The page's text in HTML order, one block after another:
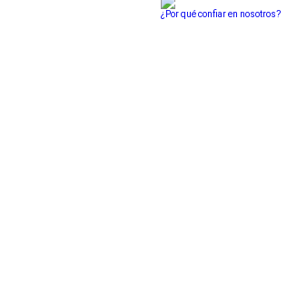
¿Por qué confiar en nosotros?